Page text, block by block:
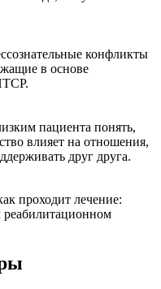
конфликты
в основе
пациента понять,
влияет на отношения,
друг друга.
проходит лечение:
реабилитационном